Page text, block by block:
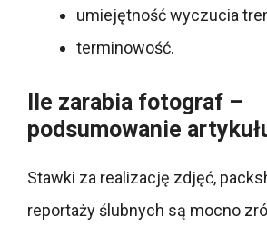
umiejętność wyczucia
terminowość.
Ile zarabia fotograf –
podsumowanie
Stawki za realizację zdjęć,
reportaży ślubnych są mocno